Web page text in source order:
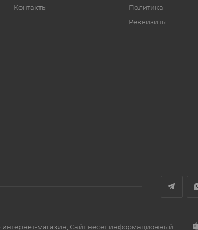
Контакты
Политика
Реквизиты
магазин, Сайт несет информационный